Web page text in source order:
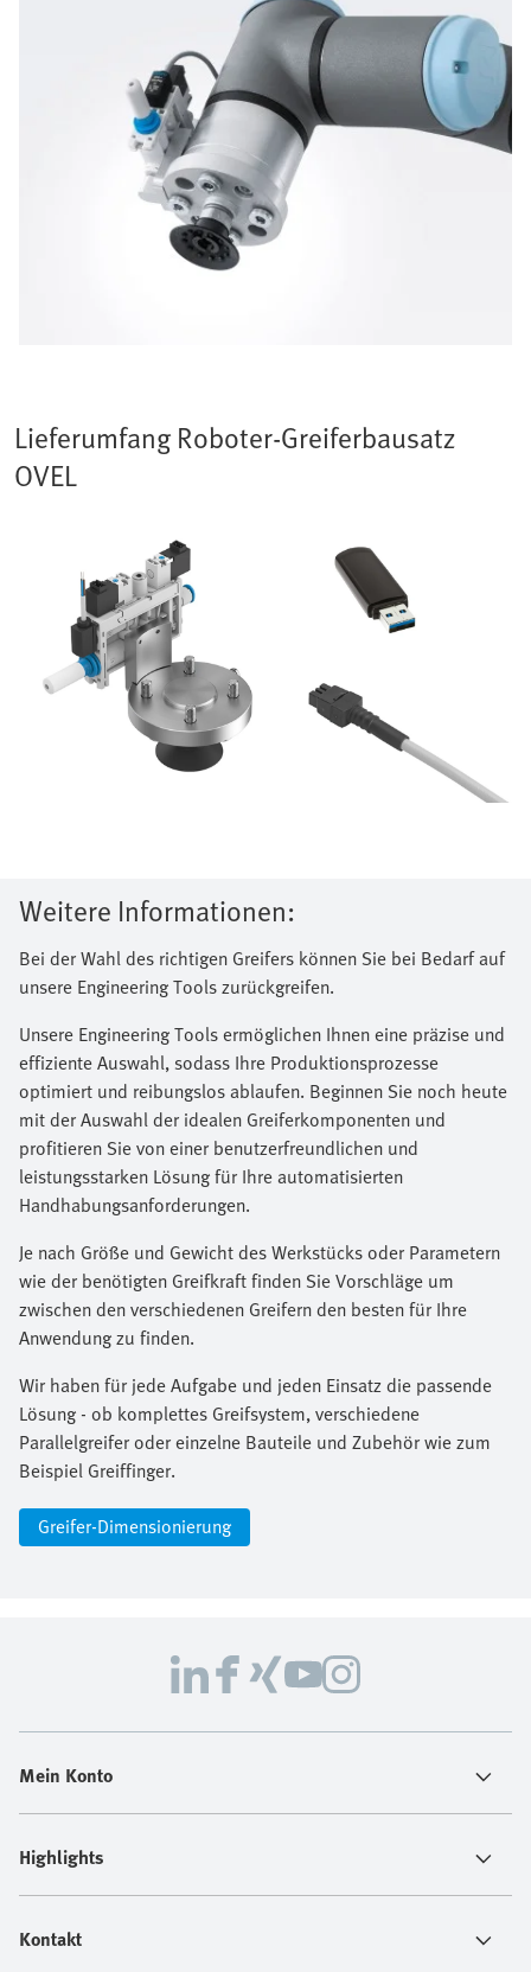
Lieferumfang Roboter-Greiferbausatz
OVEL
Weitere Informationen:
Bei der Wahl des richtigen Greifers können Sie bei Bedarf auf
unsere Engineering Tools zurückgreifen.
Unsere Engineering Tools ermöglichen Ihnen eine präzise und
effiziente Auswahl, sodass Ihre Produktionsprozesse
optimiert und reibungslos ablaufen. Beginnen Sie noch heute
mit der Auswahl der idealen Greiferkomponenten und
profitieren Sie von einer benutzerfreundlichen und
leistungsstarken Lösung für Ihre automatisierten
Handhabungsanforderungen.
Je nach Größe und Gewicht des Werkstücks oder Parametern
wie der benötigten Greifkraft finden Sie Vorschläge um
zwischen den verschiedenen Greifern den besten für Ihre
Anwendung zu finden.
Wir haben für jede Aufgabe und jeden Einsatz die passende
Lösung - ob komplettes Greifsystem, verschiedene
Parallelgreifer oder einzelne Bauteile und Zubehör wie zum
Beispiel Greiffinger.
Greifer-Dimensionierung
Mein Konto
Highlights
Kontakt